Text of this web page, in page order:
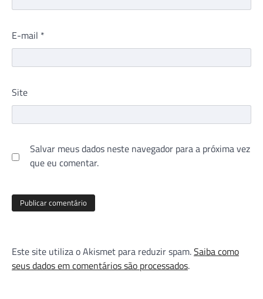
E-mail *
Site
Salvar meus dados neste navegador para a próxima vez
que eu comentar.
Este site utiliza o Akismet para reduzir spam.Saiba como
seus dados em comentários são processados.